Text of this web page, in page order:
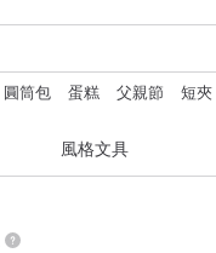
圓筒包 蛋糕 父親節 短夾
風格文具